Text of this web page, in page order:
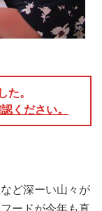
。
ください。
ど深ーい山々が